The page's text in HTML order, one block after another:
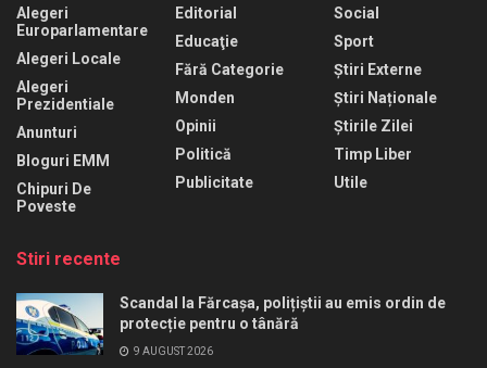
Alegeri
Europarlamentare
Alegeri Locale
Alegeri
Prezidentiale
Anunturi
Bloguri EMM
Chipuri De
Poveste
Editorial
Educaţie
Fără Categorie
Monden
Opinii
Politică
Publicitate
Social
Sport
Știri Externe
Știri Naționale
Știrile Zilei
Timp Liber
Utile
Stiri recente
Scandal la Fărcașa, polițiștii au emis ordin de
protecție pentru o tânără
9 AUGUST 2026